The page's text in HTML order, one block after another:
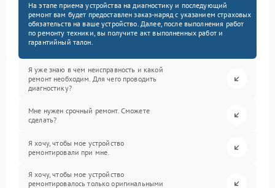
На этапе приема устройства на диагностику и последующий
ремонт вам будет предоставлен заказ-наряд с указанием страховых
обязательств на ваше устройство. Далее, после выполнения работ
по ремонту техники, вы получите акт выполненных работ и
гарантийный талон.
Я уже знаю в чем неисправность и какой
ремонт необходим. Для чего проводить
диагностику?
Мне нужен срочный ремонт. Сможете
сделать?
Я хочу, чтобы мое устройство
ремонтировали при мне.
Я хочу, чтобы мое устройство
ремонтировалось только оригинальными